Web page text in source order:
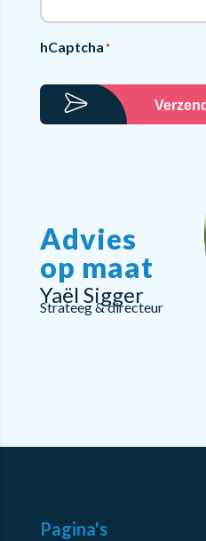
hCaptcha*
Advies
op maat
Yaël Sigger
Strateeg & directeur
Pagina's